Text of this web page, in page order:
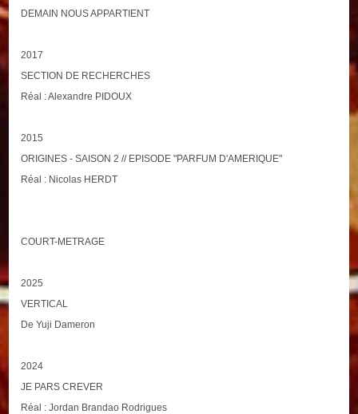
DEMAIN NOUS APPARTIENT
2017
SECTION DE RECHERCHES
Réal : Alexandre PIDOUX
2015
ORIGINES - SAISON 2 // EPISODE "PARFUM D'AMERIQUE"
Réal : Nicolas HERDT
COURT-METRAGE
2025
VERTICAL
De Yuji Dameron
2024
JE PARS CREVER
Réal : Jordan Brandao Rodrigues